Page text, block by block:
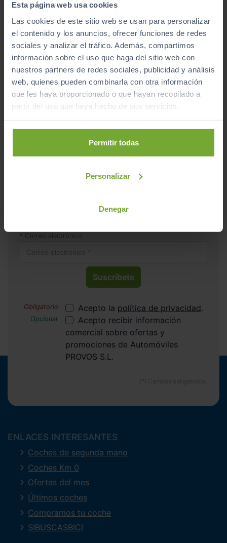
Esta página web usa cookies
Las cookies de este sitio web se usan para personalizar
el contenido y los anuncios, ofrecer funciones de redes
sociales y analizar el tráfico. Además, compartimos
información sobre el uso que haga del sitio web con
nuestros partners de redes sociales, publicidad y análisis
web, quienes pueden combinarla con otra información
que les haya proporcionado o que hayan recopilado a
partir del uso que haya hecho de sus servicios.
Permitir todas
Personalizar
Denegar
automático
¿A qué esperas para unirte al club de Sibuscascoche?
¡Ya somos más de 6.000 conductores satisfechos!
Coches de Segunda Mano
Mercedes-benz
Glb
Apúntate a nuestro boletín y serás el primero en
Correo electrónico
Suscríbete
Acepto la política de privacidad.
Acepto recibir información
comercial sobre ofertas y
promociones de Automóviles
PROVOS S.L.
ENLACES INTERESANTES
Coches de segunda mano
Coches Km 0
Ofertas del mes
Últimos coches
Compramos tu coche
SIBUSCASBICI